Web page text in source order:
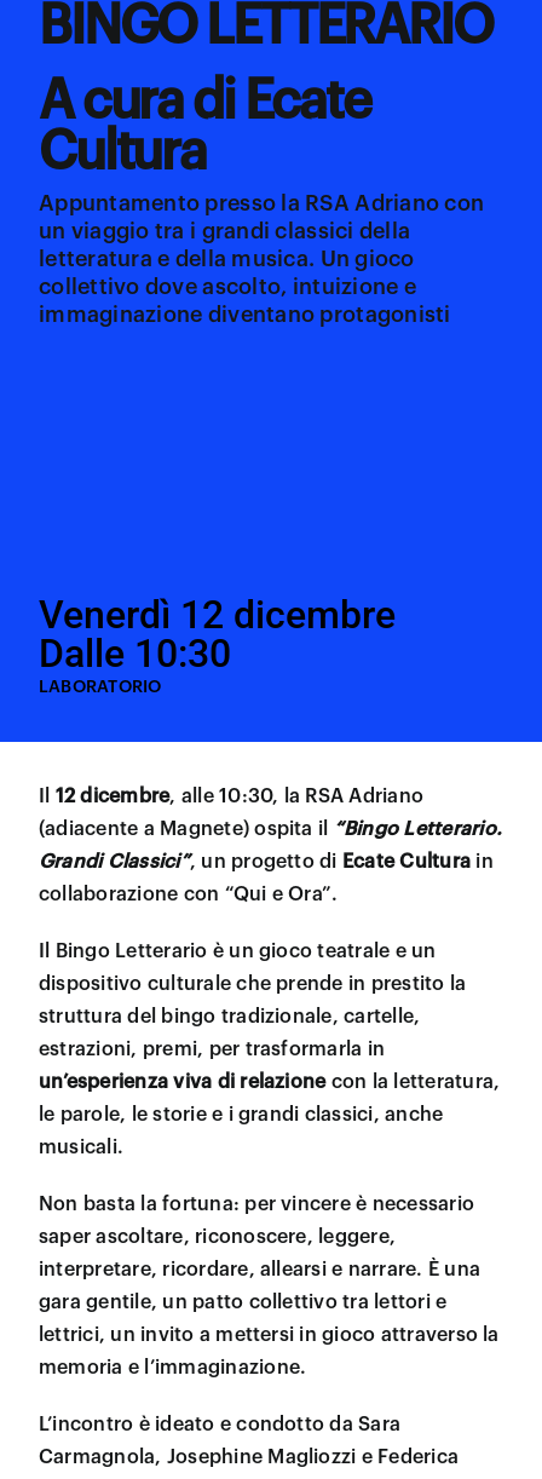
BINGO LETTERARIO
A cura di Ecate
Cultura
Appuntamento presso la RSA Adriano con
un viaggio tra i grandi classici della
letteratura e della musica. Un gioco
collettivo dove ascolto, intuizione e
immaginazione diventano protagonisti
Venerdì 12 dicembre
Dalle 10:30
LABORATORIO
12 dicembre, alle 10:30, la RSA Adriano
(adiacente a Magnete) ospita il
“Bingo Letterario.
Grandi Classici”, un progetto di Ecate Cultura in
collaborazione con “Qui e Ora”.
Il Bingo Letterario è un gioco teatrale e un
dispositivo culturale che prende in prestito la
struttura del bingo tradizionale, cartelle,
estrazioni, premi, per trasformarla in
un’esperienza viva di relazionecon la letteratura,
le parole, le storie e i grandi classici, anche
musicali.
Non basta la fortuna: per vincere è necessario
saper ascoltare, riconoscere, leggere,
interpretare, ricordare, allearsi e narrare. È una
gara gentile, un patto collettivo tra lettori e
lettrici, un invito a mettersi in gioco attraverso la
memoria e l’immaginazione.
L’incontro è ideato e condotto da Sara
Carmagnola, Josephine Magliozzi e Federica